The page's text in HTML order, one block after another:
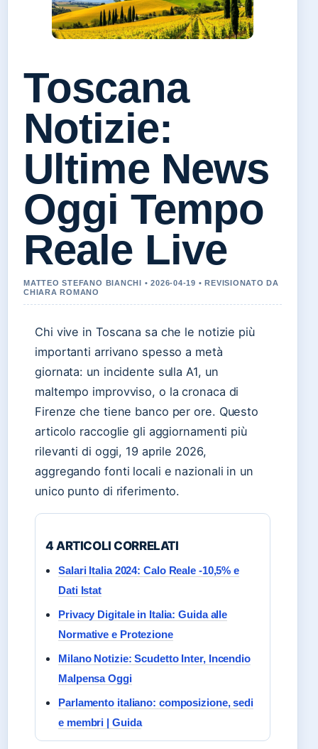
Toscana
Notizie:
Ultime News
Oggi Tempo
Reale Live
MATTEO STEFANO BIANCHI • 2026-04-19 • REVISIONATO DA
CHIARA ROMANO
Chi vive in Toscana sa che le notizie più
importanti arrivano spesso a metà
giornata: un incidente sulla A1, un
maltempo improvviso, o la cronaca di
Firenze che tiene banco per ore. Questo
articolo raccoglie gli aggiornamenti più
rilevanti di oggi, 19 aprile 2026,
aggregando fonti locali e nazionali in un
unico punto di riferimento.
4 ARTICOLI CORRELATI
Salari Italia 2024: Calo Reale -10,5% e
Dati Istat
Privacy Digitale in Italia: Guida alle
Normative e Protezione
Milano Notizie: Scudetto Inter, Incendio
Malpensa Oggi
Parlamento italiano: composizione, sedi
e membri | Guida